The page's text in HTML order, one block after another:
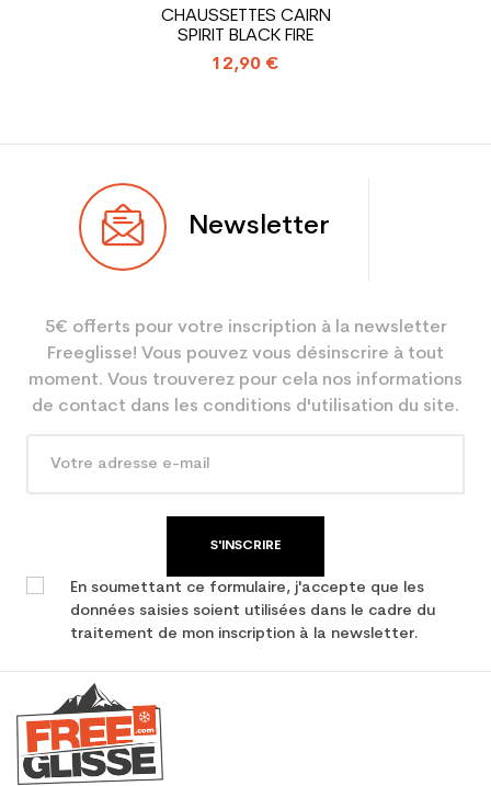
Economie CO² (en kg)
Chaussure ski occasion
CHAUSSETTES CAIRN
SPIRIT BLACK FIRE
12,90 €
Newsletter
5€ offerts pour votre inscription à la newsletter
Freeglisse! Vous pouvez vous désinscrire à tout
moment. Vous trouverez pour cela nos informations
de contact dans les conditions d'utilisation du site.
S'INSCRIRE
En soumettant ce formulaire, j'accepte que les
données saisies soient utilisées dans le cadre du
traitement de mon inscription à la newsletter.